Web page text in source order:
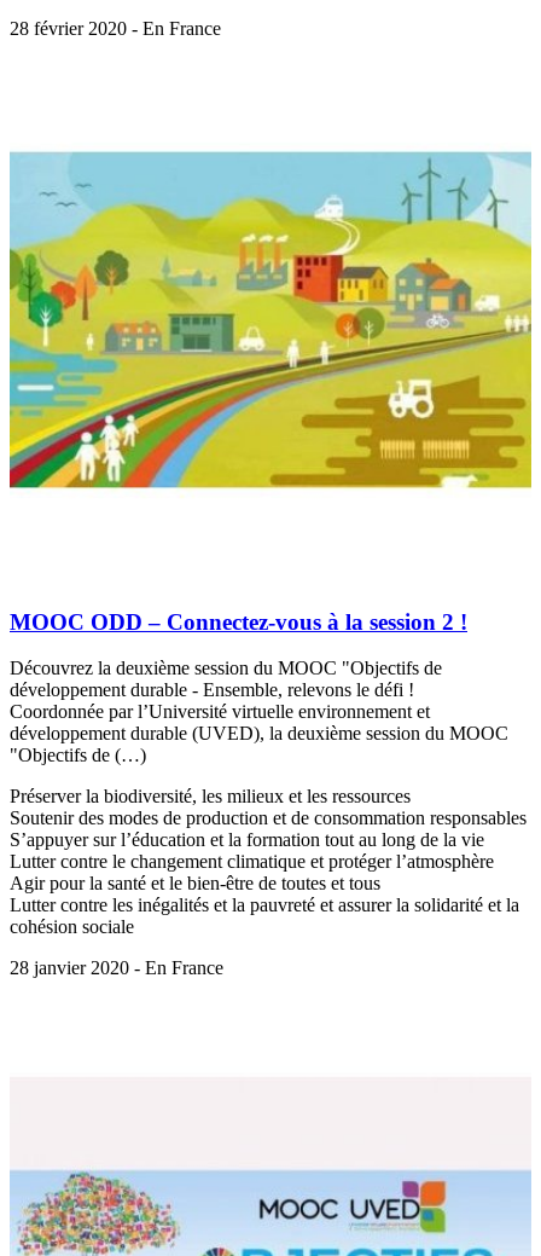
28 février 2020 - En France
MOOC ODD – Connectez-vous à la session 2 !
Découvrez la deuxième session du MOOC "Objectifs de
développement durable - Ensemble, relevons le défi !
Coordonnée par l’Université virtuelle environnement et
développement durable (UVED), la deuxième session du MOOC
"Objectifs de (…)
Préserver la biodiversité, les milieux et les ressources
Soutenir des modes de production et de consommation responsables
S’appuyer sur l’éducation et la formation tout au long de la vie
Lutter contre le changement climatique et protéger l’atmosphère
Agir pour la santé et le bien-être de toutes et tous
Lutter contre les inégalités et la pauvreté et assurer la solidarité et la
cohésion sociale
28 janvier 2020 - En France